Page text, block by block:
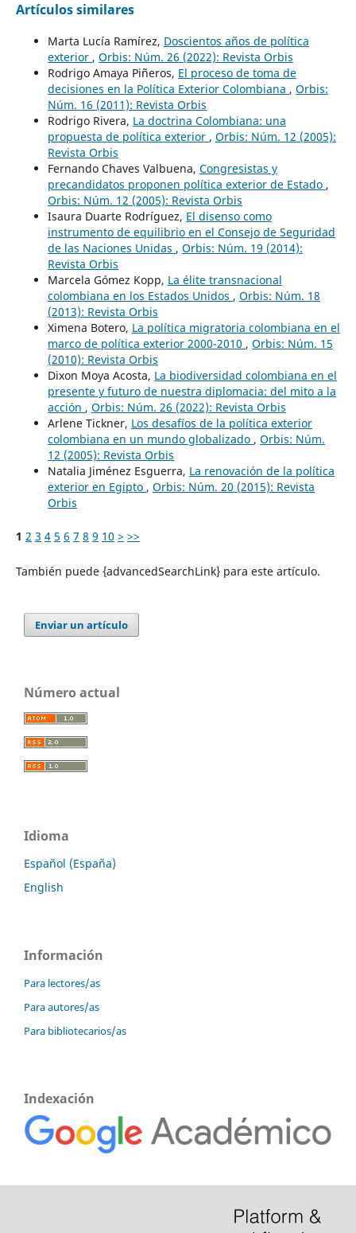
Artículos similares
Marta Lucía Ramírez, Doscientos años de política
exterior , Orbis: Núm. 26 (2022): Revista Orbis
Rodrigo Amaya Piñeros, El proceso de toma de
decisiones en la Política Exterior Colombiana , Orbis:
Núm. 16 (2011): Revista Orbis
Rodrigo Rivera, La doctrina Colombiana: una
propuesta de política exterior , Orbis: Núm. 12 (2005):
Revista Orbis
Fernando Chaves Valbuena, Congresistas y
precandidatos proponen política exterior de Estado ,
Orbis: Núm. 12 (2005): Revista Orbis
Isaura Duarte Rodríguez, El disenso como
instrumento de equilibrio en el Consejo de Seguridad
de las Naciones Unidas , Orbis: Núm. 19 (2014):
Revista Orbis
Marcela Gómez Kopp, La élite transnacional
colombiana en los Estados Unidos , Orbis: Núm. 18
(2013): Revista Orbis
Ximena Botero, La política migratoria colombiana en el
marco de política exterior 2000-2010 , Orbis: Núm. 15
(2010): Revista Orbis
Dixon Moya Acosta, La biodiversidad colombiana en el
presente y futuro de nuestra diplomacia: del mito a la
acción , Orbis: Núm. 26 (2022): Revista Orbis
Arlene Tickner, Los desafíos de la política exterior
colombiana en un mundo globalizado , Orbis: Núm.
12 (2005): Revista Orbis
Natalia Jiménez Esguerra, La renovación de la política
exterior en Egipto , Orbis: Núm. 20 (2015): Revista
Orbis
1 2 3 4 5 6 7 8 9 10 > >>
También puede {advancedSearchLink} para este artículo.
Enviar un artículo
Número actual
Idioma
Español (España)
English
Información
Para lectores/as
Para autores/as
Para bibliotecarios/as
Indexación